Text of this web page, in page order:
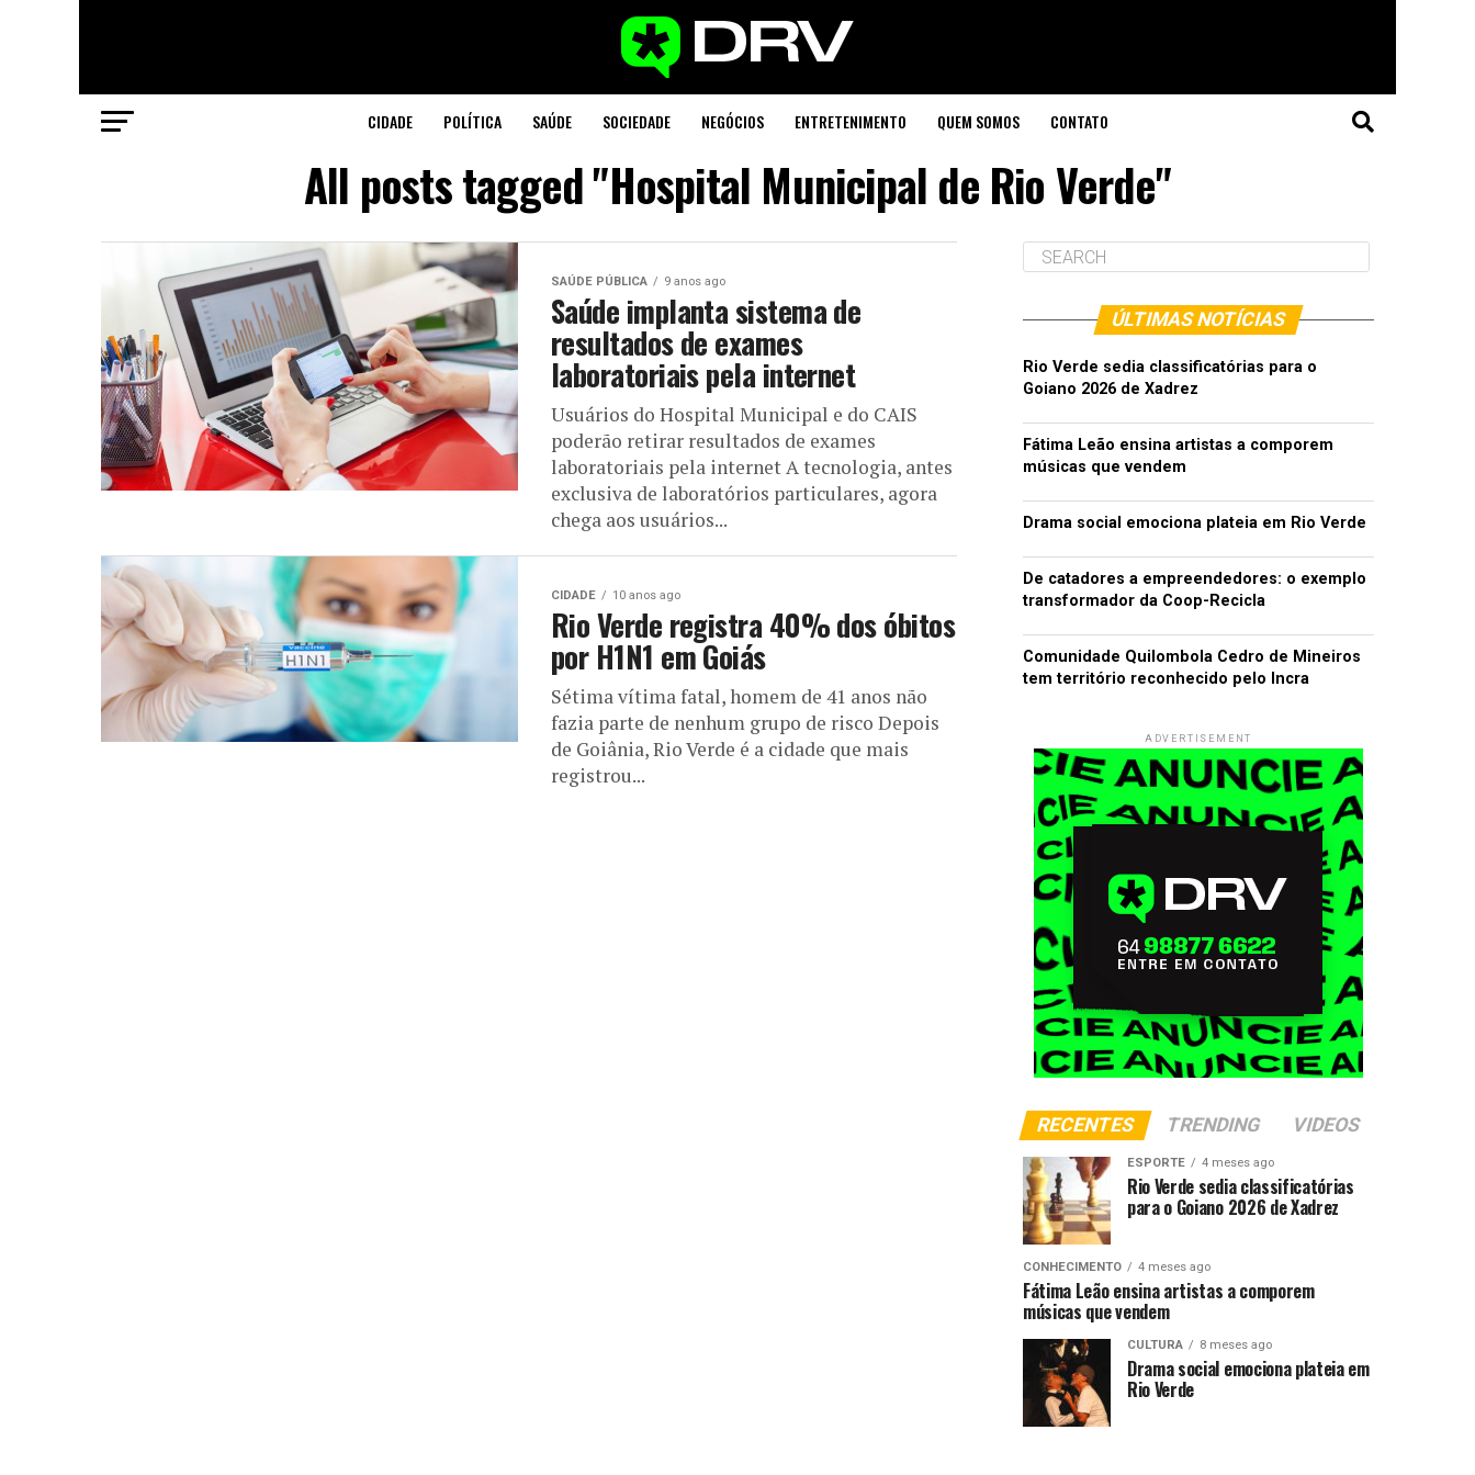
CIDADE POLÍTICA SAÚDE SOCIEDADE NEGÓCIOS ENTRETENIMENTO QUEM SOMOS CONTATO
All posts tagged "Hospital Municipal de Rio Verde"
SAÚDE PÚBLICA 9 anos ago
Saúde implanta sistema de
resultados de exames
laboratoriais pela internet
Usuários do Hospital Municipal e do CAIS
poderão retirar resultados de exames
laboratoriais pela internet A tecnologia, antes
exclusiva de laboratórios particulares, agora
chega aos usuários...
CIDADE 10 anos ago
Rio Verde registra 40% dos óbitos
por H1N1 em Goiás
Sétima vítima fatal, homem de 41 anos não
fazia parte de nenhum grupo de risco Depois
de Goiânia, Rio Verde é a cidade que mais
registrou...
ÚLTIMAS NOTÍCIAS
Rio Verde sedia classificatórias para o
Goiano 2026 de Xadrez
Fátima Leão ensina artistas a comporem
músicas que vendem
Drama social emociona plateia em Rio Verde
De catadores a empreendedores: o exemplo
transformador da Coop-Recicla
Comunidade Quilombola Cedro de Mineiros
tem território reconhecido pelo Incra
ADVERTISEMENT
RECENTES TRENDING VIDEOS
ESPORTE 4 meses ago
Rio Verde sedia classificatórias
para o Goiano 2026 de Xadrez
CONHECIMENTO 4 meses ago
Fátima Leão ensina artistas a comporem
músicas que vendem
CULTURA 8 meses ago
Drama social emociona plateia em
Rio Verde